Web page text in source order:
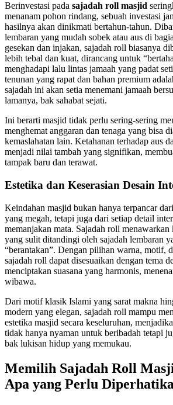
Berinvestasi pada sajadah roll masjid
menanam pohon rindang, sebuah investasi
hasilnya akan dinikmati bertahun-tahun.
lembaran yang mudah sobek atau aus di
gesekan dan injakan, sajadah roll biasanya
lebih tebal dan kuat, dirancang untuk
menghadapi lalu lintas jamaah yang padat
tenunan yang rapat dan bahan premium
sajadah ini akan setia menemani jamaah
lamanya, bak sahabat sejati.
Ini berarti masjid tidak perlu sering-sering
menghemat anggaran dan tenaga yang bisa
kemaslahatan lain. Ketahanan terhadap aus
menjadi nilai tambah yang signifikan,
tampak baru dan terawat.
Estetika dan Keserasian Desain
Keindahan masjid bukan hanya terpancar
yang megah, tetapi juga dari setiap detail
memanjakan mata. Sajadah roll menawarkan
yang sulit ditandingi oleh sajadah lembaran
“berantakan”. Dengan pilihan warna, motif,
sajadah roll dapat disesuaikan dengan tema
menciptakan suasana yang harmonis,
wibawa.
Dari motif klasik Islami yang sarat makna
modern yang elegan, sajadah roll mampu
estetika masjid secara keseluruhan,
tidak hanya nyaman untuk beribadah tetapi
bak lukisan hidup yang memukau.
Memilih Sajadah Roll
Apa yang Perlu